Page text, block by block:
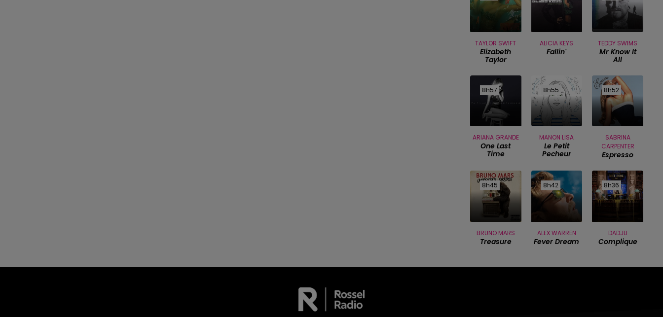
TAYLOR SWIFT
Elizabeth
Taylor
ALICIA KEYS
Fallin'
TEDDY SWIMS
Mr Know It
All
8h57
8h57
ARIANA GRANDE
One Last
Time
8h55
8h55
MANON LISA
Le Petit
Pecheur
8h52
8h52
SABRINA
CARPENTER
Espresso
8h45
8h45
BRUNO MARS
Treasure
8h42
8h42
ALEX WARREN
Fever Dream
8h36
8h36
DADJU
Complique